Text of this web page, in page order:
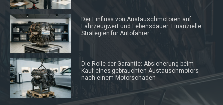
Der Einfluss von Austauschmotoren auf
Fahrzeugwert und Lebensdauer: Finanzielle
Strategien für Autofahrer
Die Rolle der Garantie: Absicherung beim
Kauf eines gebrauchten Austauschmotors
nach einem Motorschaden